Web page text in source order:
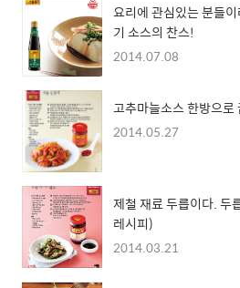
요리에 관심있는 분들
기 소스의 찬스!
2014.07.08
고추마늘소스 한방으로
2014.05.27
제철 재료 두릅이다. 두
레시피)
2014.03.21